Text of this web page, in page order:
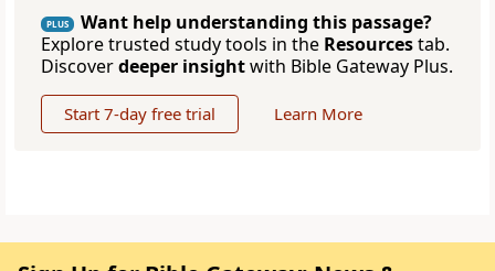
PLUS
Want help understanding this passage?
Explore trusted study tools in the Resourcestab.
Discoverdeeper insightwith Bible Gateway Plus.
Start 7-day free trial Learn More